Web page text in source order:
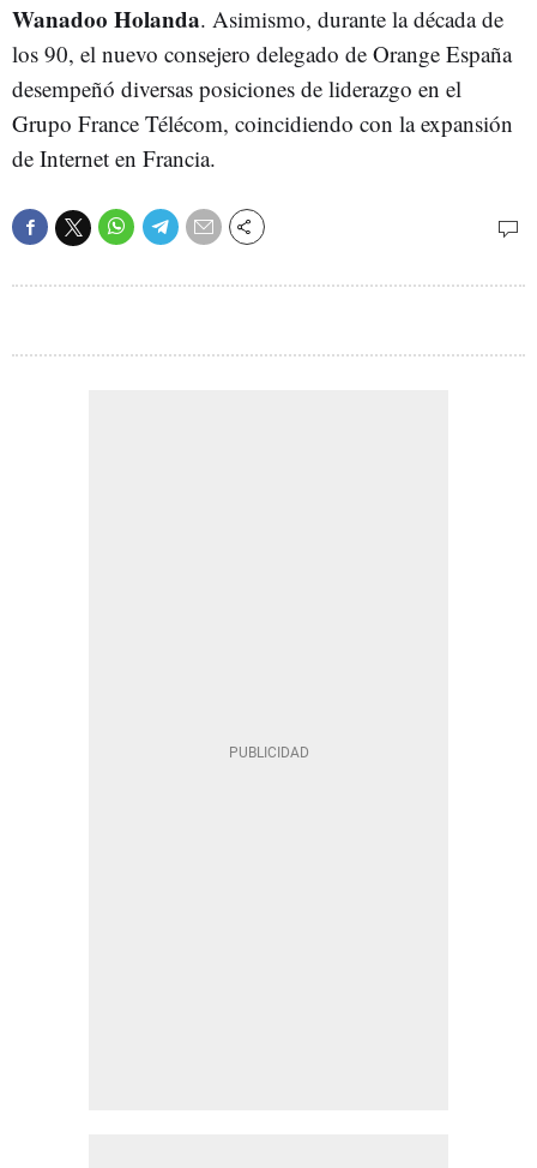
Wanadoo Holanda. Asimismo, durante la década de
los 90, el nuevo consejero delegado de Orange España
desempeñó diversas posiciones de liderazgo en el
Grupo France Télécom, coincidiendo con la expansión
de Internet en Francia.